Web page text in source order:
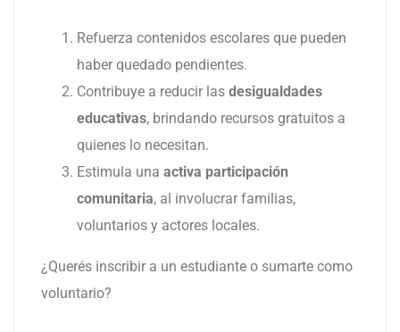
Refuerza contenidos escolares que pueden
haber quedado pendientes.
Contribuye a reducir las desigualdades
educativas, brindando recursos gratuitos a
quienes lo necesitan.
Estimula una activa participación
comunitaria, al involucrar familias,
voluntarios y actores locales.
¿Querés inscribir a un estudiante o sumarte como
voluntario?